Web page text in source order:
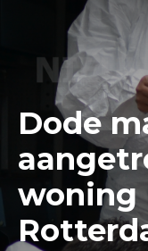
Dode
woning